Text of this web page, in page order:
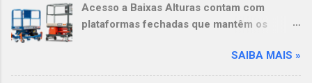
Acesso a Baixas Alturas contam com
plataformas fechadas que mantêm os
produtividade: Os operadores podem se
sentir mais à vontade e serem mais
SAIBA MAIS »